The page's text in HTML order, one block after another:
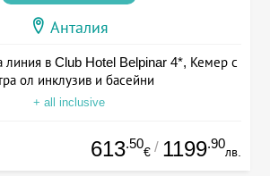
Анталия
линия в Club Hotel Belpinar 4*, Кемер с
ол инклузив и басейни
+ all inclusive
613.50
€ / 1199.90
лв.